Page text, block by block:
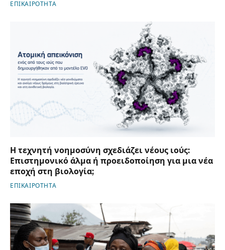
ΕΠΙΚΑΙΡΟΤΗΤΑ
Η τεχνητή νοημοσύνη σχεδιάζει νέους ιούς:
Επιστημονικό άλμα ή προειδοποίηση για μια νέα
εποχή στη βιολογία;
ΕΠΙΚΑΙΡΟΤΗΤΑ